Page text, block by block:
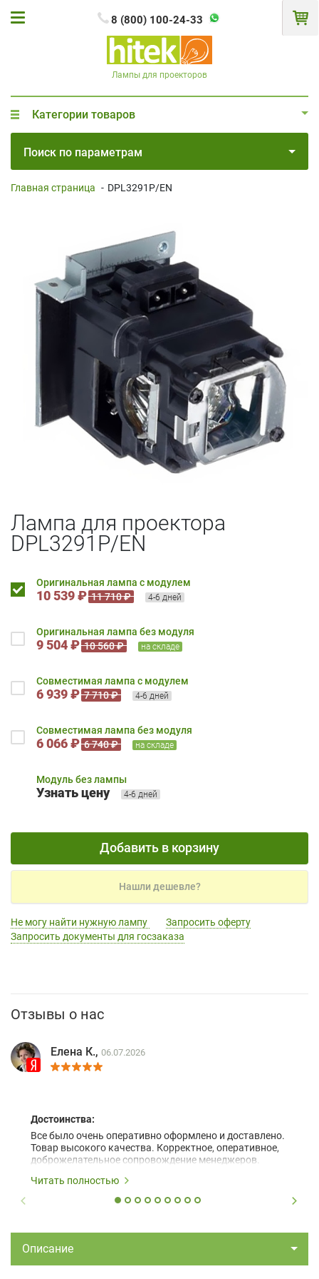
8 (800) 100-24-33
Лампы для проекторов
Категории товаров
Поиск по параметрам
Главная страница - DPL3291P/EN
Лампа для проектора
DPL3291P/EN
Оригинальная лампа с модулем
10 539 ₽ 11 710 ₽ 4-6 дней
Оригинальная лампа без модуля
9 504 ₽ 10 560 ₽ на складе
Совместимая лампа с модулем
6 939 ₽ 7 710 ₽ 4-6 дней
Совместимая лампа без модуля
6 066 ₽ 6 740 ₽ на складе
Модуль без лампы
Узнать цену 4-6 дней
Добавить в корзину
Нашли дешевле?
Не могу найти нужную лампу
Запросить оферту
Запросить документы для госзаказа
Отзывы о нас
Елена К., 06.07.2026
Достоинства:
Все было очень оперативно оформлено и доставлено.
Товар высокого качества. Корректное, оперативное,
доброжелательное сопровождение менеджеров.
Читать полностью
Описание